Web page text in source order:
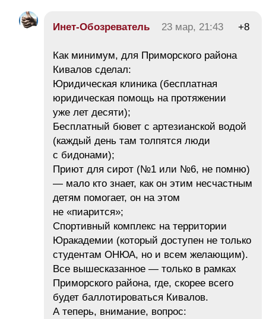
Инет-Обозреватель 23 мар, 21:43 +8
Как минимум, для Приморского района
Кивалов сделал:
Юридическая клиника (бесплатная
юридическая помощь на протяжении
уже лет десяти);
Бесплатный бювет с артезианской водой
(каждый день там толпятся люди
с бидонами);
Приют для сирот (№1 или №6, не помню)
— мало кто знает, как он этим несчастным
детям помогает, он на этом
не «пиарится»;
Спортивный комплекс на территории
Юракадемии (который доступен не только
студентам ОНЮА, но и всем желающим).
Все вышесказанное — только в рамках
Приморского района, где, скорее всего
будет баллотироваться Кивалов.
А теперь, внимание, вопрос: